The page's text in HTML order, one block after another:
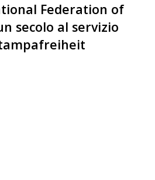
Federation of
secolo al servizio